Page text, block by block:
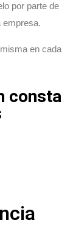
por parte de
empresa.
en cada
consta